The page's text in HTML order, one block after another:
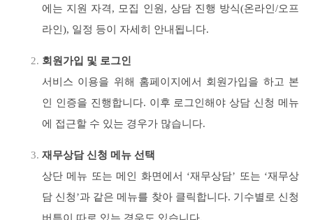
에는 지원 자격, 모집 인원, 상담 진행 방식(온라인/오프
라인), 일정 등이 자세히 안내됩니다.
회원가입 및 로그인
서비스 이용을 위해 홈페이지에서 회원가입을 하고 본
인 인증을 진행합니다. 이후 로그인해야 상담 신청 메뉴
에 접근할 수 있는 경우가 많습니다.
재무상담 신청 메뉴 선택
상단 메뉴 또는 메인 화면에서 ‘재무상담’ 또는 ‘재무상
담 신청’과 같은 메뉴를 찾아 클릭합니다. 기수별로 신청